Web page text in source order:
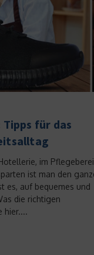
für das
im
ist man den
es, auf bequemes und
die richtigen
hier....